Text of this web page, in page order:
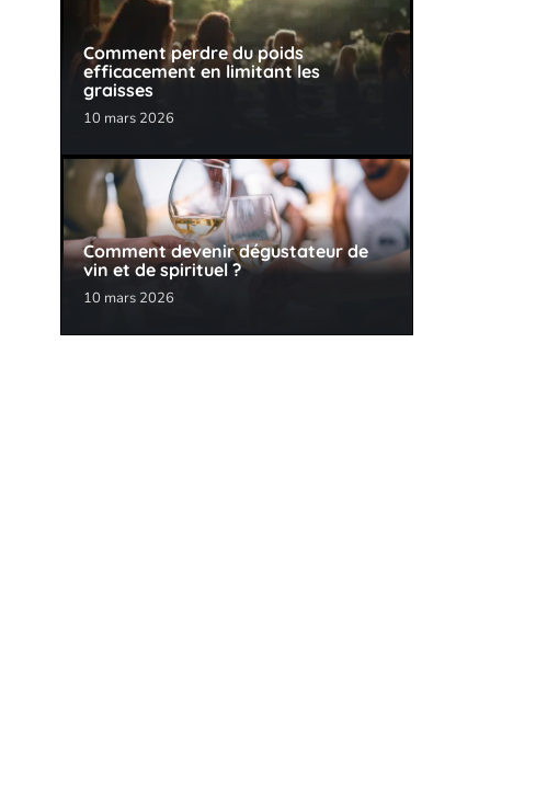
Comment perdre du poids
efficacement en limitant les
graisses
10 mars 2026
Comment devenir dégustateur de
vin et de spirituel ?
10 mars 2026